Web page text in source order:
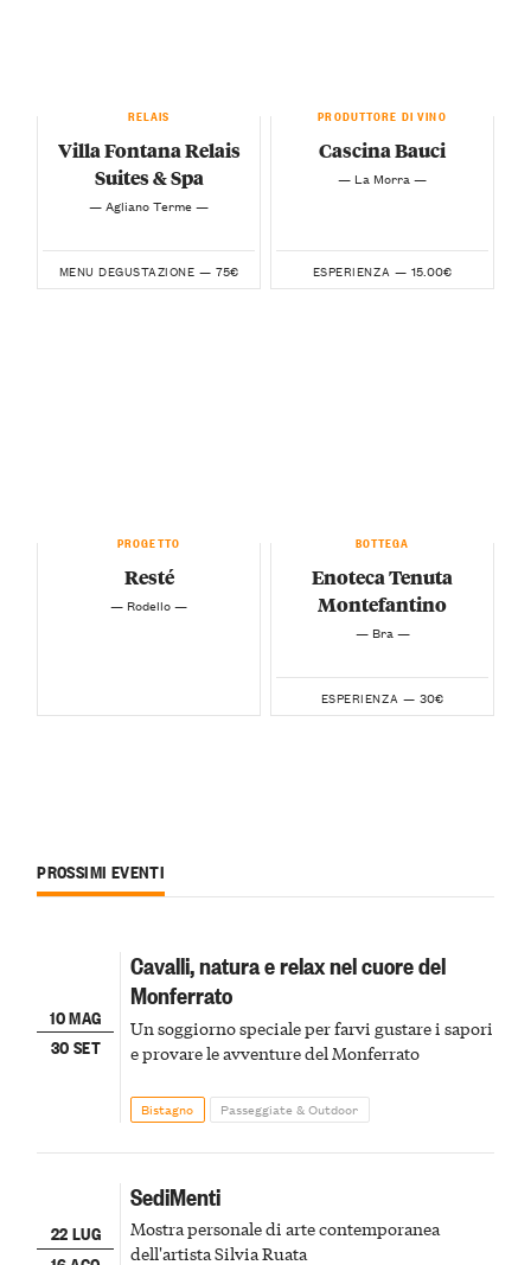
RELAIS
Villa Fontana Relais
Suites & Spa
— Agliano Terme —
MENU DEGUSTAZIONE — 75€
PRODUTTORE DI VINO
Cascina Bauci
— La Morra —
ESPERIENZA — 15.00€
PROGETTO
Resté
— Rodello —
BOTTEGA
Enoteca Tenuta
Montefantino
— Bra —
ESPERIENZA — 30€
PROSSIMI EVENTI
10 MAG
30 SET
Cavalli, natura e relax nel cuore del
Monferrato
Un soggiorno speciale per farvi gustare i sapori
e provare le avventure del Monferrato
Bistagno Passeggiate & Outdoor
22 LUG
SediMenti
Mostra personale di arte contemporanea
dell'artista Silvia Ruata